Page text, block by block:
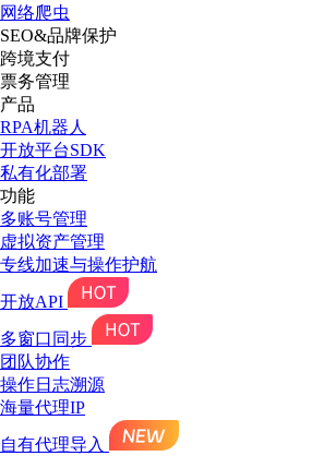
网络爬虫
SEO&品牌保护
跨境支付
票务管理
产品
RPA机器人
开放平台SDK
私有化部署
功能
多账号管理
虚拟资产管理
专线加速与操作护航
开放API
多窗口同步
团队协作
操作日志溯源
海量代理IP
自有代理导入